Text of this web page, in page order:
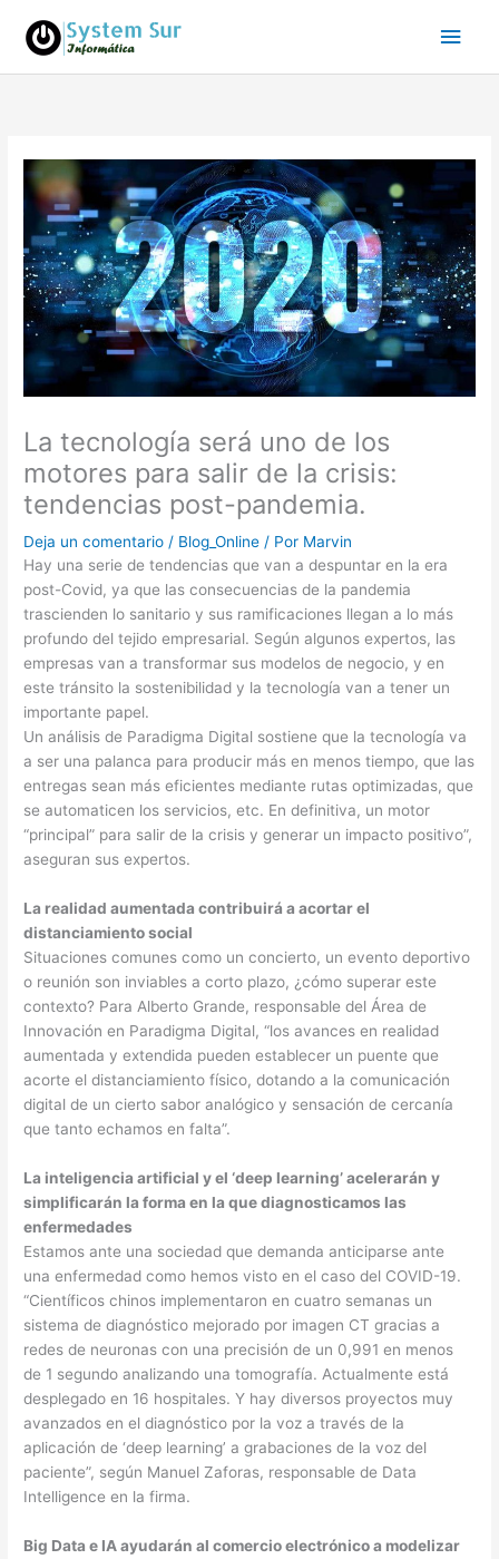
contenido
La tecnología será uno de los
motores para salir de la crisis:
tendencias post-pandemia.
Deja un comentario / Blog_Online / Por Marvin
Hay una serie de tendencias que van a despuntar en la era
post-Covid, ya que las consecuencias de la pandemia
trascienden lo sanitario y sus ramificaciones llegan a lo más
profundo del tejido empresarial. Según algunos expertos, las
empresas van a transformar sus modelos de negocio, y en
este tránsito la sostenibilidad y la tecnología van a tener un
importante papel.
Un análisis de Paradigma Digital sostiene que la tecnología va
a ser una palanca para producir más en menos tiempo, que las
entregas sean más eficientes mediante rutas optimizadas, que
se automaticen los servicios, etc. En definitiva, un motor
“principal” para salir de la crisis y generar un impacto positivo”,
aseguran sus expertos.
La realidad aumentada contribuirá a acortar el
distanciamiento social
Situaciones comunes como un concierto, un evento deportivo
o reunión son inviables a corto plazo, ¿cómo superar este
contexto? Para Alberto Grande, responsable del Área de
Innovación en Paradigma Digital, “los avances en realidad
aumentada y extendida pueden establecer un puente que
acorte el distanciamiento físico, dotando a la comunicación
digital de un cierto sabor analógico y sensación de cercanía
que tanto echamos en falta”.
La inteligencia artificial y el ‘deep learning’ acelerarán y
simplificarán la forma en la que diagnosticamos las
enfermedades
Estamos ante una sociedad que demanda anticiparse ante
una enfermedad como hemos visto en el caso del COVID-19.
“Científicos chinos implementaron en cuatro semanas un
sistema de diagnóstico mejorado por imagen CT gracias a
redes de neuronas con una precisión de un 0,991 en menos
de 1 segundo analizando una tomografía. Actualmente está
desplegado en 16 hospitales. Y hay diversos proyectos muy
avanzados en el diagnóstico por la voz a través de la
aplicación de ‘deep learning’ a grabaciones de la voz del
paciente”, según Manuel Zaforas, responsable de Data
Intelligence en la firma.
Big Data e IA ayudarán al comercio electrónico a modelizar